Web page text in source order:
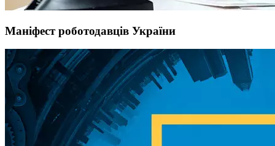
Маніфест роботодавців України